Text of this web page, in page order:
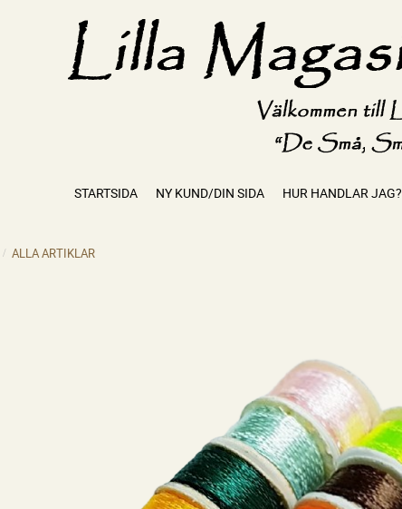
STARTSIDA NY KUND/DIN SIDA HUR HANDLAR JAG?
ALLA ARTIKLAR